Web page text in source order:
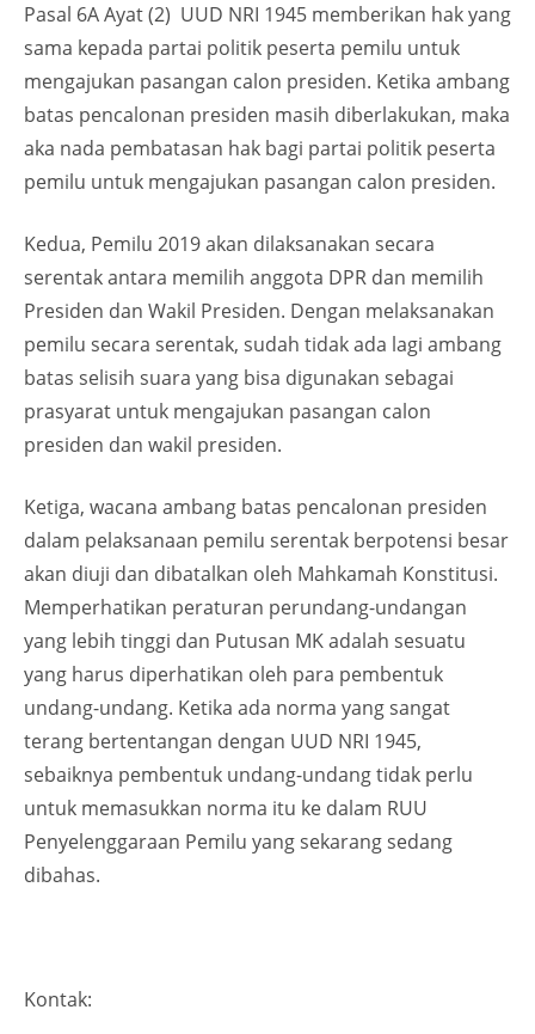
Pasal 6A Ayat (2) UUD NRI 1945 memberikan hak yang
sama kepada partai politik peserta pemilu untuk
mengajukan pasangan calon presiden. Ketika ambang
batas pencalonan presiden masih diberlakukan, maka
aka nada pembatasan hak bagi partai politik peserta
pemilu untuk mengajukan pasangan calon presiden.
Kedua, Pemilu 2019 akan dilaksanakan secara
serentak antara memilih anggota DPR dan memilih
Presiden dan Wakil Presiden. Dengan melaksanakan
pemilu secara serentak, sudah tidak ada lagi ambang
batas selisih suara yang bisa digunakan sebagai
prasyarat untuk mengajukan pasangan calon
presiden dan wakil presiden.
Ketiga, wacana ambang batas pencalonan presiden
dalam pelaksanaan pemilu serentak berpotensi besar
akan diuji dan dibatalkan oleh Mahkamah Konstitusi.
Memperhatikan peraturan perundang-undangan
yang lebih tinggi dan Putusan MK adalah sesuatu
yang harus diperhatikan oleh para pembentuk
undang-undang. Ketika ada norma yang sangat
terang bertentangan dengan UUD NRI 1945,
sebaiknya pembentuk undang-undang tidak perlu
untuk memasukkan norma itu ke dalam RUU
Penyelenggaraan Pemilu yang sekarang sedang
dibahas.
Kontak: